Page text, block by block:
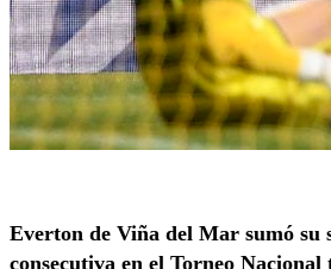
Everton de Viña del Mar sumó su
consecutiva en el Torneo